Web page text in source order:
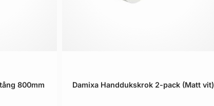
800mm
Damixa Handdukskrok 2-pack (Matt vit)